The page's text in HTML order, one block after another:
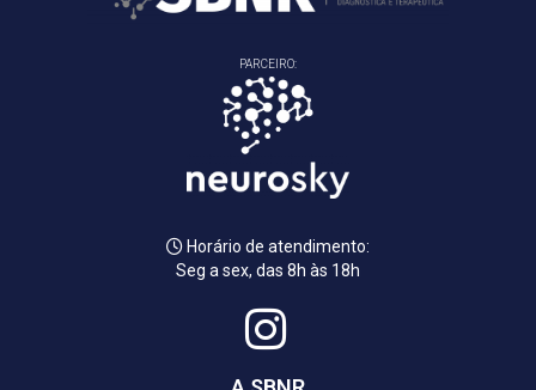
PARCEIRO:
Horário de atendimento:
Seg a sex, das 8h às 18h